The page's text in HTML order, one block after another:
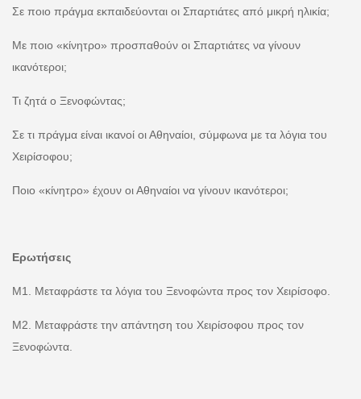
Σε ποιο πράγμα εκπαιδεύονται οι Σπαρτιάτες από μικρή ηλικία;
Με ποιο «κίνητρο» προσπαθούν οι Σπαρτιάτες να γίνουν
ικανότεροι;
Τι ζητά ο Ξενοφώντας;
Σε τι πράγμα είναι ικανοί οι Αθηναίοι, σύμφωνα με τα λόγια του
Χειρίσοφου;
Ποιο «κίνητρο» έχουν οι Αθηναίοι να γίνουν ικανότεροι;
Ερωτήσεις
Μ1. Μεταφράστε τα λόγια του Ξενοφώντα προς τον Χειρίσοφο.
Μ2. Μεταφράστε την απάντηση του Χειρίσοφου προς τον
Ξενοφώντα.